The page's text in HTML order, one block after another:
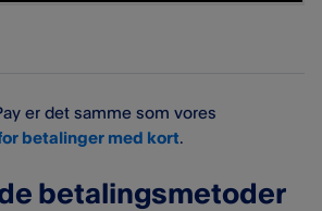
er det samme som vores
betalinger med kort.
betalingsmetoder